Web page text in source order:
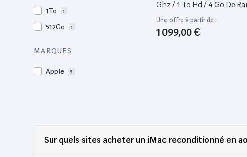
1To 1
512Go 1
MARQUES
Apple 5
Ghz / 1 To Hd / 4 Go De
Fin 2012 Reconditionné /
Occasion
Une offre à partir de :
1 099,00 €
Sur quels sites acheter un iMac reconditionné en